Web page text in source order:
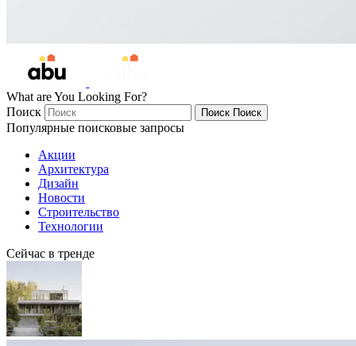
What are You Looking For?
Поиск
Поиск Поиск
Популярные поисковые запросы
Акции
Архитектура
Дизайн
Новости
Строительство
Технологии
Сейчас в тренде